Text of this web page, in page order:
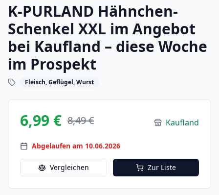
K-PURLAND Hähnchen-
Schenkel XXL im Angebot
bei Kaufland – diese Woche
im Prospekt
Fleisch, Geflügel, Wurst
6,99 € 8,49 € Kaufland
Abgelaufen am 10.06.2026
Vergleichen Zur Liste